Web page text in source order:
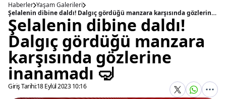
Haberler Yaşam Galerileri
Şelalenin dibine daldı! Dalgıç gördüğü manzara karşısında gözlerine inanamadı 🤿
Şelalenin dibine daldı!
Dalgıç gördüğü manzara
karşısında gözlerine
inanamadı 🤿
Giriş Tarihi:18 Eylül 2023 10:16